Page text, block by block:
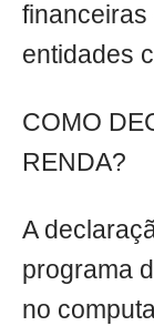
entidades
COMO
RENDA?
A
programa
no